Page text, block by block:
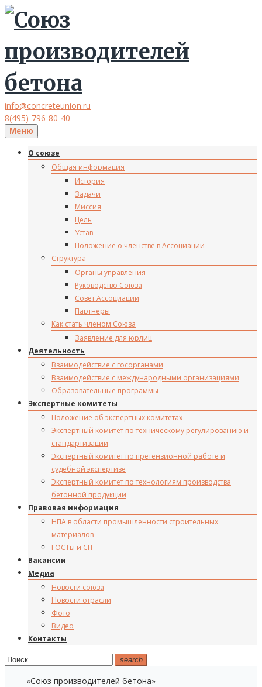
info@concreteunion.ru
8(495)-796-80-40
Меню
О союзе
Общая информация
История
Задачи
Миссия
Цель
Устав
Положение о членстве в Ассоциации
Структура
Органы управления
Руководство Союза
Совет Ассоциации
Партнеры
Как стать членом Союза
Заявление для юрлиц
Деятельность
Взаимодействие с госорганами
Взаимодействие с международными организациями
Образовательные программы
Экспертные комитеты
Положение об экспертных комитетах
Экспертный комитет по техническому регулированию и
стандартизации
Экспертный комитет по претензионной работе и
судебной экспертизе
Экспертный комитет по технологиям производства
бетонной продукции
Правовая информация
НПА в области промышленности строительных
материалов
ГОСТы и СП
Вакансии
Медиа
Новости союза
Новости отрасли
Фото
Видео
Контакты
Поиск: search
«Союз производителей бетона»